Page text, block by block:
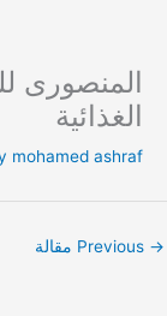
content
المنصورى
الغذائية
mohamed ashraf
→